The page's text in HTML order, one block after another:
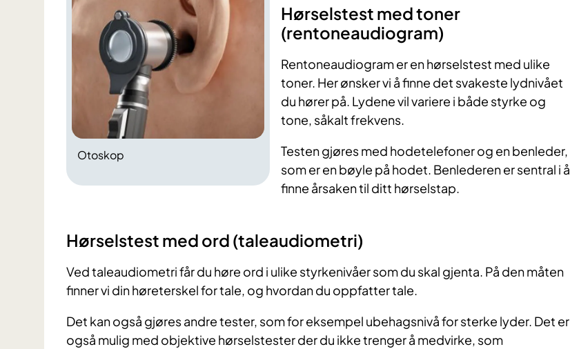
Otoskop
Hørselstest med toner
(rentoneaudiogram)
Rentoneaudiogram er en hørselstest med ulike
toner. Her ønsker vi å finne det svakeste lydnivået
du hører på. Lydene vil variere i både styrke og
tone, såkalt frekvens.
Testen gjøres med hodetelefoner og en benleder,
som er en bøyle på hodet. Benlederen er sentral i å
finne årsaken til ditt hørselstap.
Hørselstest med ord (taleaudiometri)
Ved taleaudiometri får du høre ord i ulike styrkenivåer som du skal gjenta. På den måten
finner vi din høreterskel for tale, og hvordan du oppfatter tale.
Det kan også gjøres andre tester, som for eksempel ubehagsnivå for sterke lyder. Det er
også mulig med objektive hørselstester der du ikke trenger å medvirke, som